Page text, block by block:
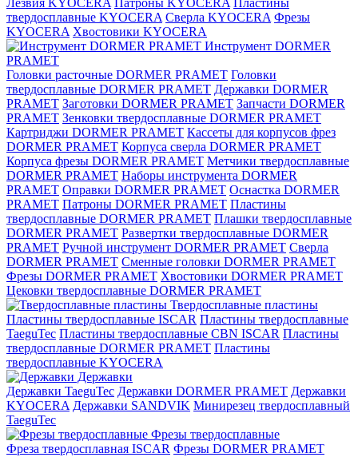
Лезвия KYOCERA Патроны KYOCERA
Пластины
твердосплавные KYOCERA Сверла KYOCERA Фрезы
KYOCERA Хвостовики KYOCERA
Инструмент DORMER
PRAMET
Головки расточные DORMER PRAMET Головки
твердосплавные DORMER PRAMET Державки DORMER
PRAMET Заготовки DORMER PRAMET Запчасти DORMER
PRAMET Зенковки твердосплавные DORMER PRAMET
Картриджи DORMER PRAMET Кассеты для корпусов фрез
DORMER PRAMET Корпуса сверла DORMER PRAMET
Корпуса фрезы DORMER PRAMET Метчики твердосплавные
DORMER PRAMET Наборы инструмента DORMER
PRAMET Оправки DORMER PRAMET Оснастка DORMER
PRAMET Патроны DORMER PRAMET Пластины
твердосплавные DORMER PRAMET Плашки твердосплавные
DORMER PRAMET Развертки твердосплавные DORMER
PRAMET Ручной инструмент DORMER PRAMET Сверла
DORMER PRAMET Сменные головки DORMER PRAMET
Фрезы DORMER PRAMET Хвостовики DORMER PRAMET
Цековки твердосплавные DORMER PRAMET
Твердосплавные пластины
Пластины твердосплавные ISCAR Пластины твердосплавные
TaeguTec Пластины твердосплавные CBN ISCAR Пластины
твердосплавные DORMER PRAMET Пластины
твердосплавные KYOCERA
Державки
Державки TaeguTec Державки DORMER PRAMET Державки
KYOCERA Державки SANDVIK Минирезец твердосплавный
TaeguTec
Фрезы твердосплавные
Фреза твердосплавная ISCAR Фрезы DORMER PRAMET